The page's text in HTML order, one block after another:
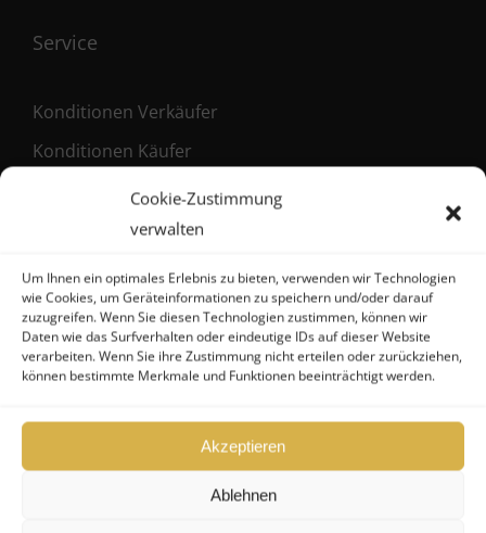
Cookie-Zustimmung
verwalten
Um Ihnen ein optimales Erlebnis zu bieten, verwenden wir Technologien
wie Cookies, um Geräteinformationen zu speichern und/oder darauf
zuzugreifen. Wenn Sie diesen Technologien zustimmen, können wir
Daten wie das Surfverhalten oder eindeutige IDs auf dieser Website
verarbeiten. Wenn Sie ihre Zustimmung nicht erteilen oder zurückziehen,
können bestimmte Merkmale und Funktionen beeinträchtigt werden.
Akzeptieren
Ablehnen
Service
Konditionen Verkäufer
Konditionen Käufer
Registrierung als Käufer
Kontakt
Hanseatische Fondshandlung GmbH